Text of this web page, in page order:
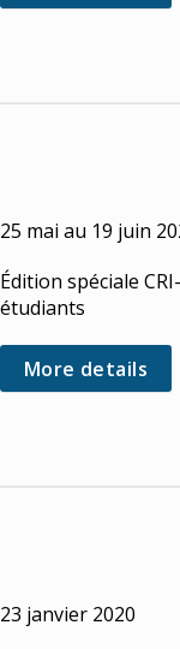
25 mai au 19 juin
Édition spéciale
étudiants
More details
23 janvier 2020